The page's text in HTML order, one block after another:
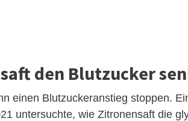
den Blutzucker
einen Blutzuckeranstieg stoppen.
untersuchte, wie Zitronensaft die